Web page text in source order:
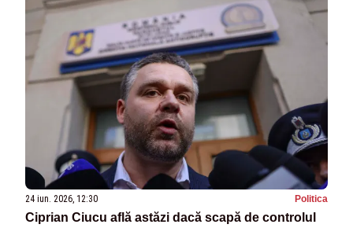
24 iun. 2026, 12:30 Politica
Ciprian Ciucu află astăzi dacă scapă de controlul